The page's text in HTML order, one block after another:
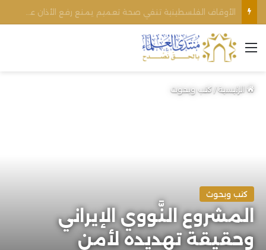
القائمة
الرئيسية/كتب وبحوث
كتب وبحوث
المشروع النَّووي الإيراني
وحقيقة تهديده لأمن